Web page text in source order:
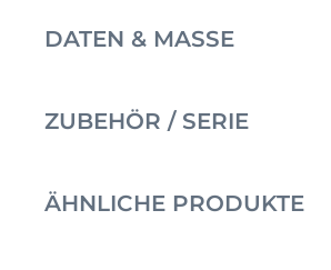
DATEN & MASSE
ZUBEHÖR / SERIE
ÄHNLICHE PRODUKTE